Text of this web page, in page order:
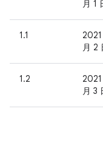
月 1
1.1
2021
月 2
1.2
月 3